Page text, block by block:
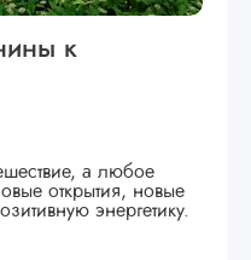
к
а любое
открытия, новые
энергетику.